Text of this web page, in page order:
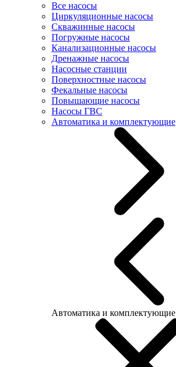
Все насосы
Циркуляционные насосы
Скважинные насосы
Погружные насосы
Канализационные насосы
Дренажные насосы
Насосные станции
Поверхностные насосы
Фекальные насосы
Повышающие насосы
Насосы ГВС
Автоматика и комплектующие
Автоматика и комплектующие